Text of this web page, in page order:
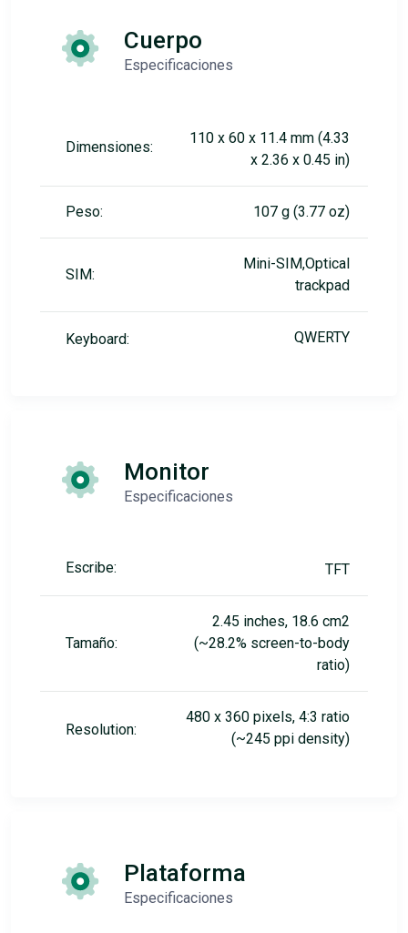
Cuerpo
Especificaciones
Dimensiones:
110 x 60 x 11.4 mm (4.33
x 2.36 x 0.45 in)
Peso: 107 g (3.77 oz)
SIM:
Mini-SIM,Optical
trackpad
Keyboard: QWERTY
Monitor
Especificaciones
Escribe: TFT
Tamaño:
2.45 inches, 18.6 cm2
(~28.2% screen-to-body
ratio)
Resolution:
480 x 360 pixels, 4:3 ratio
(~245 ppi density)
Plataforma
Especificaciones